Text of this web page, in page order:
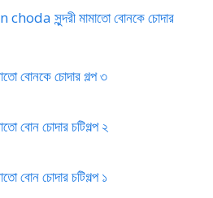
সুন্দরী মামাতো বোনকে চোদার
বোনকে চোদার গল্প ৩
বোন চোদার চটিগল্প ২
বোন চোদার চটিগল্প ১